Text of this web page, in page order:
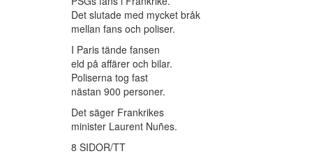
Det slutade med mycket bråk
mellan fans och poliser.
I Paris tände fansen
eld på affärer och bilar.
Poliserna tog fast
nästan 900 personer.
Det säger Frankrikes
minister Laurent Nuñes.
8 SIDOR/TT